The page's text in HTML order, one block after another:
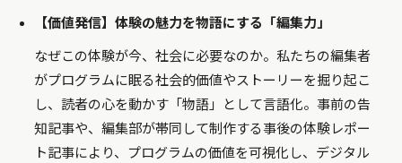
【価値発信】体験の魅力を物語にする「編集力」
なぜこの体験が今、社会に必要なのか。私たちの編集者
がプログラムに眠る社会的価値やストーリーを掘り起こ
し、読者の心を動かす「物語」として言語化。事前の告
知記事や、編集部が帯同して制作する事後の体験レポー
ト記事により、プログラムの価値を可視化し、デジタル